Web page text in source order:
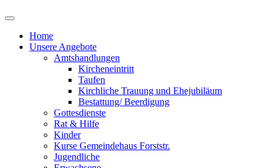
Home
Unsere Angebote
Amtshandlungen
Kircheneintritt
Taufen
Kirchliche Trauung und Ehejubiläum
Bestattung/ Beerdigung
Gottesdienste
Rat & Hilfe
Kinder
Kurse Gemeindehaus Forststr.
Jugendliche